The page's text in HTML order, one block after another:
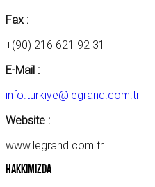
Fax :
+(90) 216 621 92 31
E-Mail :
info.turkiye@legrand.com.tr
Website :
www.legrand.com.tr
Hakkımızda